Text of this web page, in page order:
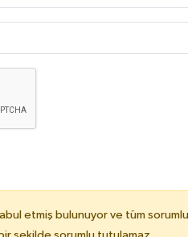
etmiş bulunuyor ve tüm